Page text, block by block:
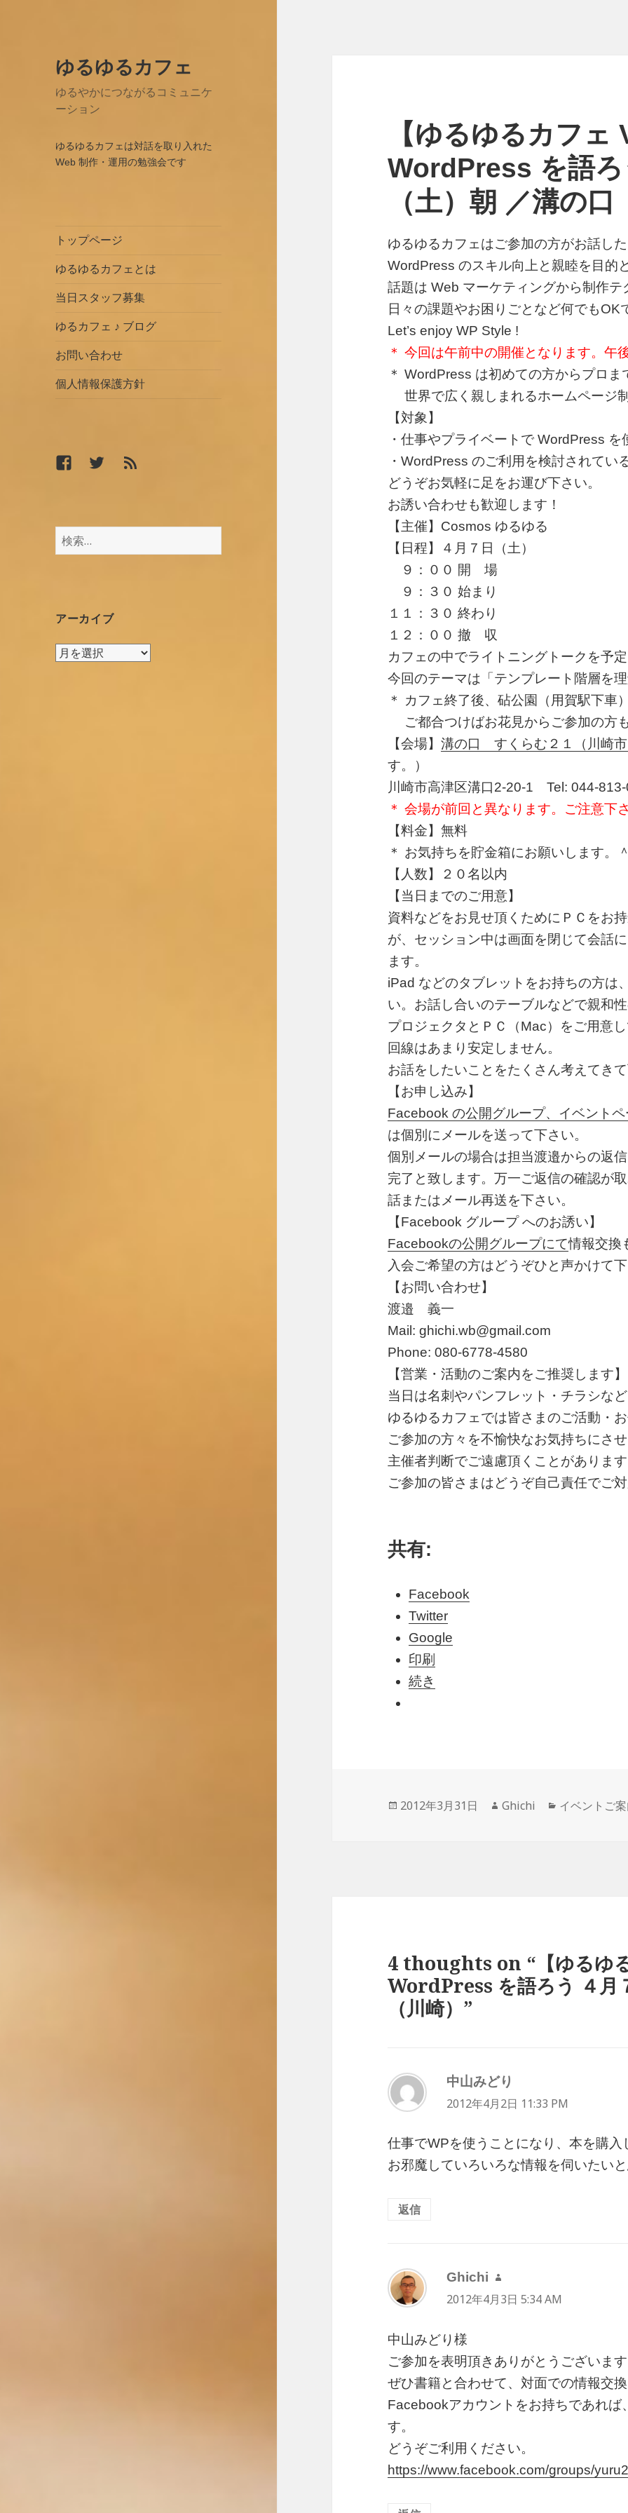
ゆるゆるカフェ
ゆるやかにつながるコミュニケ
ーション
ゆるゆるカフェは対話を取り入れた
Web 制作・運用の勉強会です
トップページ
ゆるゆるカフェとは
当日スタッフ募集
ゆるカフェ ♪ ブログ
お問い合わせ
個人情報保護方針
FacebookTwitterRSS
検
アーカイブ
ア
【ゆるゆるカフェ
WordPress を語
（土）朝 ／溝の口
ゆるゆるカフェはご参加の方がお話し
WordPress のスキル向上と親睦を目的
話題は Web マーケティングから制作テ
日々の課題やお困りごとなど何でもOK
Let’s enjoy WP Style !
＊ 今回は午前中の開催となります。午
＊ WordPress は初めての方からプロま
世界で広く親しまれるホームページ
【対象】
・仕事やプライベートで WordPress を
・WordPress のご利用を検討されてい
どうぞお気軽に足をお運び下さい。
お誘い合わせも歓迎します！
【主催】Cosmos ゆるゆる
【日程】４月７日（土）
９：００ 開 場
９：３０ 始まり
１１：３０ 終わり
１２：００ 撤 収
カフェの中でライトニングトークを予
今回のテーマは「テンプレート階層を
＊ カフェ終了後、砧公園（用賀駅下車
ご都合つけばお花見からご参加の方
【会場】溝の口 すくらむ２１（川崎
す。）
川崎市高津区溝口2-20-1 Tel: 044-
＊ 会場が前回と異なります。ご注意下
【料金】無料
＊ お気持ちを貯金箱にお願いします。
【人数】２０名以内
【当日までのご用意】
資料などをお見せ頂くためにＰＣをお
が、セッション中は画面を閉じて会話
ます。
iPad などのタブレットをお持ちの方は
い。お話し合いのテーブルなどで親和
プロジェクタとＰＣ（Mac）をご用意
回線はあまり安定しません。
お話をしたいことをたくさん考えてき
【お申し込み】
Facebook の公開グループ、イベント
は個別にメールを送って下さい。
個別メールの場合は担当渡邉からの返
完了と致します。万一ご返信の確認が
話またはメール再送を下さい。
【Facebook グループ へのお誘い】
Facebookの公開グループにて情報交換
入会ご希望の方はどうぞひと声かけて
【お問い合わせ】
渡邉 義一
Mail: ghichi.wb@gmail.com
Phone: 080-6778-4580
【営業・活動のご案内をご推奨します】
当日は名刺やパンフレット・チラシな
ゆるゆるカフェでは皆さまのご活動・
ご参加の方々を不愉快なお気持ちにさ
主催者判断でご遠慮頂くことがありま
ご参加の皆さまはどうぞ自己責任でご
共有:
Facebook
Twitter
Google
印刷
続き
投
2012年3月31日
作
Ghichi
カ
イベントご
4 thoughts on “【ゆるゆ
WordPress を語ろう ４月
（川崎）”
中山みどり
り:
2012年4月2日 11:33 PM
仕事でWPを使うことになり、本を購
お邪魔していろいろな情報を伺いたい
返信
Ghichi
よ
り:
2012年4月3日 5:34 AM
中山みどり様
ご参加を表明頂きありがとうございま
ぜひ書籍と合わせて、対面での情報交
Facebookアカウントをお持ちであれば
す。
どうぞご利用ください。
https://www.facebook.com/groups/